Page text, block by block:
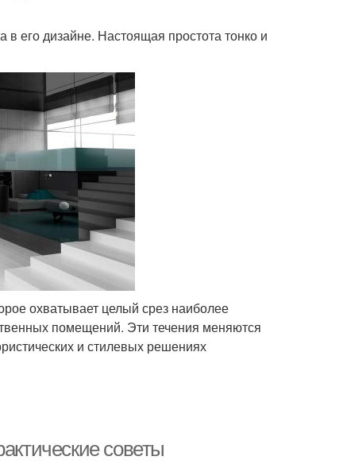
в его дизайне. Настоящая простота тонко и
охватывает целый срез наиболее
помещений. Эти течения меняются
и стилевых решениях
советы